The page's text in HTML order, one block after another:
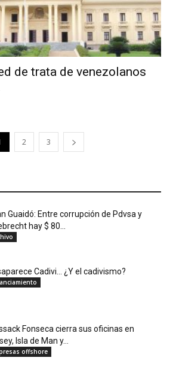
de trata de venezolanos
2 3
Guaidó: Entre corrupción de Pdvsa y
hay $ 80...
Cadivi… ¿Y el cadivismo?
Fonseca cierra sus oficinas en
Isla de Man y...
offshore